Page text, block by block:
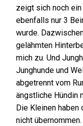
zeigt sich noch
ebenfalls nur 3
wurde.
gelähmten
mich zu. Und
Junghunde und
abgetrennt vom
ängstliche Hündin
Die Kleinen haben
nicht